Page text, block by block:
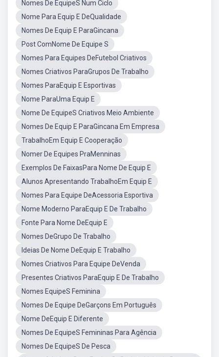
Nomes De EquipeS Num Ciclo
Nome Para Equip E DeQualidade
Nomes De Equip E ParaGincana
Post ComNome De Equipe S
Nomes Para Equipes DeFutebol Criativos
Nomes Criativos ParaGrupos De Trabalho
Nomes ParaEquip E Esportivas
Nome ParaUma Equip E
Nome De EquipeS Criativos Meio Ambiente
Nomes De Equip E ParaGincana Em Empresa
TrabalhoEm Equip E Cooperação
Nomer De Equipes PraMenninas
Exemplos De FaixasPara Nome De Equip E
Alunos Apresentando TrabalhoEm Equip E
Nomes Para Equipe DeAcessoria Esportiva
Nome Moderno ParaEquip E De Trabalho
Fonte Para Nome DeEquip E
Nomes DeGrupo De Trabalho
Ideias De Nome DeEquip E Trabalho
Nomes Criativos Para Equipe DeVenda
Presentes Criativos ParaEquip E De Trabalho
Nomes EquipeS Feminina
Nomes De Equipe DeGarçons Em Português
Nome DeEquip E Diferente
Nomes De EquipeS Femininas Para Agência
Nomes De EquipeS De Pesca